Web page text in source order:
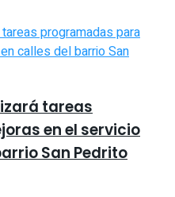
tareas
en el servicio
San Pedrito